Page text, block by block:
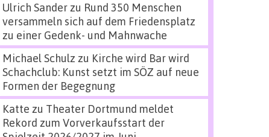
Ulrich Sanderzu Rund 350 Menschen
versammeln sich auf dem Friedensplatz
zu einer Gedenk- und Mahnwache
Michael Schulz zu Kirche wird Bar wird
Schachclub: Kunst setzt im SÖZ auf neue
Formen der Begegnung
Katte zu Theater Dortmund meldet
Rekord zum Vorverkaufsstart der